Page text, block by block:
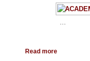
...
Read more